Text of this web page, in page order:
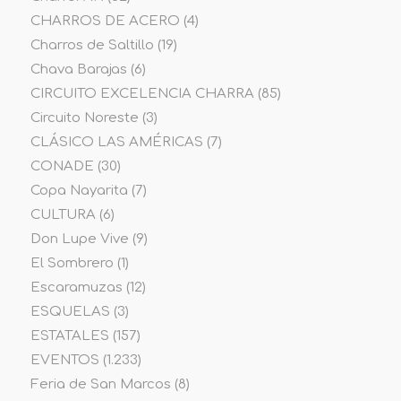
CHARROS DE ACERO (4)
Charros de Saltillo (19)
Chava Barajas (6)
CIRCUITO EXCELENCIA CHARRA(85)
Circuito Noreste (3)
CLÁSICO LAS AMÉRICAS (7)
CONADE (30)
Copa Nayarita (7)
CULTURA(6)
Don Lupe Vive (9)
El Sombrero (1)
Escaramuzas (12)
ESQUELAS (3)
ESTATALES (157)
EVENTOS (1.233)
Feria de San Marcos (8)